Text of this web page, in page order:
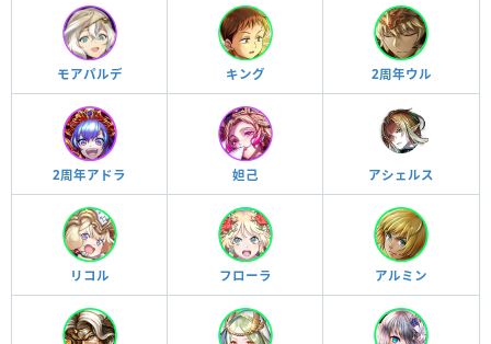
モアパルデ キング 2周年ウル
2周年アドラ 妲己 アシェルス
リコル フローラ アルミン